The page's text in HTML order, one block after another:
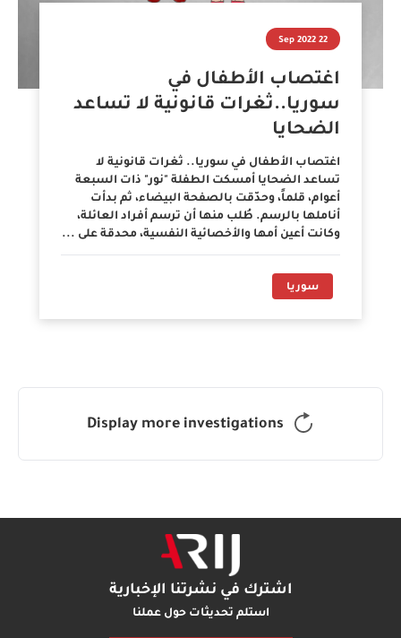
22 Sep 2022
اغتصاب الأطفال في
سوريا..ثغرات قانونية لا تساعد
الضحايا
اغتصاب الأطفال في سوريا.. ثغرات قانونية لا
تساعد الضحايا أمسكت الطفلة "نور" ذات السبعة
أعوام، قلماً، وحدّقت بالصفحة البيضاء، ثم بدأت
أناملها بالرسم. طُلب منها أن ترسم أفراد العائلة،
وكانت أعين أمها والأخصائية النفسية، محدقة على ...
سوريا
Display more investigations
اشترك في نشرتنا الإخبارية
استلم تحديثات حول عملنا